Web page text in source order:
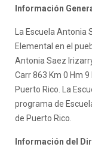
Información
La Escuela
Elemental en el
Antonia Saez
Carr 863 Km 0 Hm
Puerto Rico. La
programa de
de Puerto Rico.
Información del